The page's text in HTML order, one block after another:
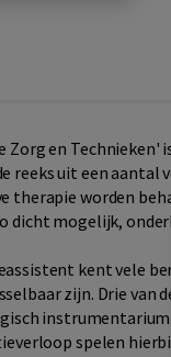
Zorg en
reeks uit een aantal
therapie worden
dicht mogelijk,
kent vele
zijn. Drie van
spelen